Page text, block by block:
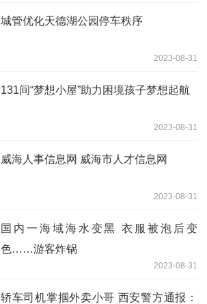
城管优化天德湖公园停车秩序
2023-08-31
131间“梦想小屋”助力困境孩子梦想起航
2023-08-31
威海人事信息网 威海市人才信息网
2023-08-31
国内一海域海水变黑 衣服被泡后变
色……游客炸锅
2023-08-31
轿车司机掌掴外卖小哥 西安警方通报：